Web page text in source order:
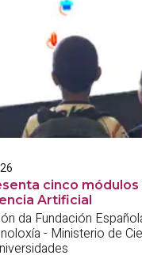
cinco
Artificial
da Fundación
- Ministerio de